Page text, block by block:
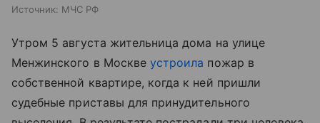
Источник: МЧС РФ
Утром 5 августа жительница дома на улице
Менжинского в Москвеустроила пожар в
собственной квартире, когда к ней пришли
судебные приставы для принудительного